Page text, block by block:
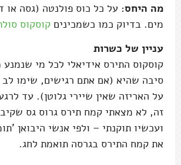
מה היחס: על כל כוס פולנטה (גסה או
מים. בדיוק כמו כשמכינים קוסקוס
עניין של כשרות
קוסקוס התירס אידיאלי לכל מי שנמנע
סיבה שהיא (אם אתם רגישים, שימו לב
על האריזה שאין שיירי גלוטן). עד
זה, לא מצאתי קמח תירס גרוס גס
ועכשיו תוקנתי – ולפי אנשי היבואן
את קמח התירס בגרסה תואמת לחג.